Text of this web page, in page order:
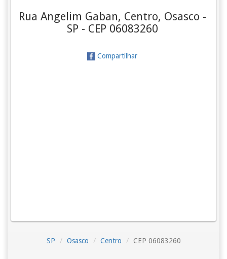
Rua Angelim Gaban, Centro, Osasco -
SP - CEP 06083260
Compartilhar
SP Osasco Centro CEP 06083260